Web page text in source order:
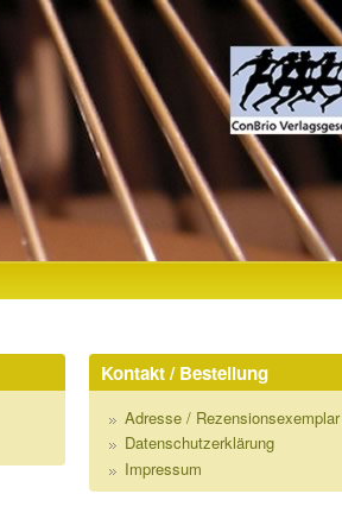
Kontakt / Bestellung
Adresse / Rezensionsexemplar
Datenschutzerklärung
Impressum